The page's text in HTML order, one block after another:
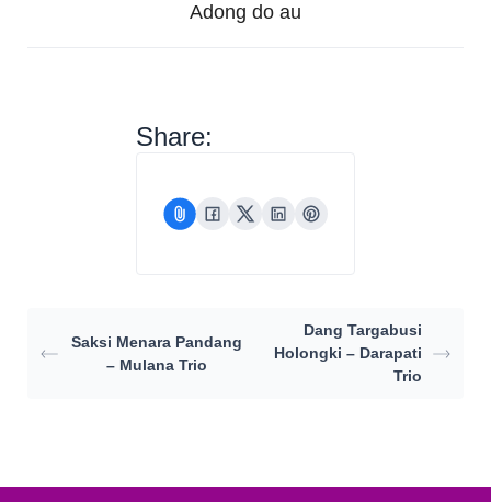
Adong do au
Share:
Saksi Menara Pandang
– Mulana Trio
Dang Targabusi
Holongki – Darapati
Trio